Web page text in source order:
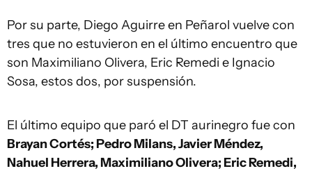
Por su parte, Diego Aguirre en Peñarol vuelve con
tres que no estuvieron en el último encuentro que
son Maximiliano Olivera, Eric Remedi e Ignacio
Sosa, estos dos, por suspensión.
El último equipo que paró el DT aurinegro fue con
Brayan Cortés; Pedro Milans, Javier Méndez,
Nahuel Herrera, Maximiliano Olivera; Eric Remedi,